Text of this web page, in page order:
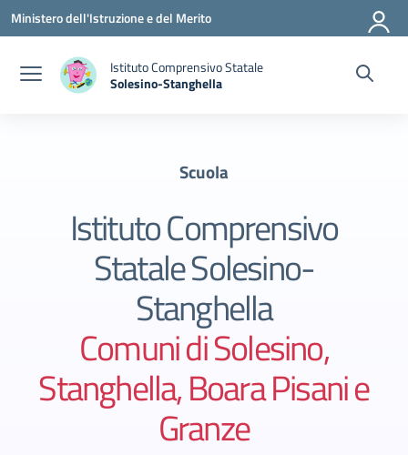
Vai ai contenuti
Vai al menu di navigazione
Vai al footer
Ministero dell'Istruzione e del Merito
Istituto Comprensivo Statale
Solesino-Stanghella
— Visita la pagina iniziale della scuola
Scuola
Istituto Comprensivo
Statale Solesino-
Stanghella
Comuni di Solesino,
Stanghella, Boara Pisani e
Granze